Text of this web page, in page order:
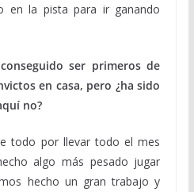
en la pista para ir ganando
ser primeros de
en casa, pero ¿ha sido
no?
todo por llevar todo el mes
algo más pesado jugar
hecho un gran trabajo y